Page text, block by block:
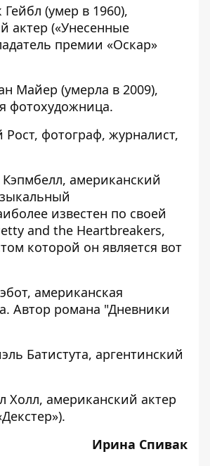
(умер в 1960),
актер («Унесенные
премии «Оскар»
Майер (умерла в 2009),
фотохудожница.
фотограф, журналист,
американский
известен по своей
and the Heartbreakers,
которой он является вот
американская
Автор романа "Дневники
Батистута, аргентинский
американский актер
Ирина Спивак